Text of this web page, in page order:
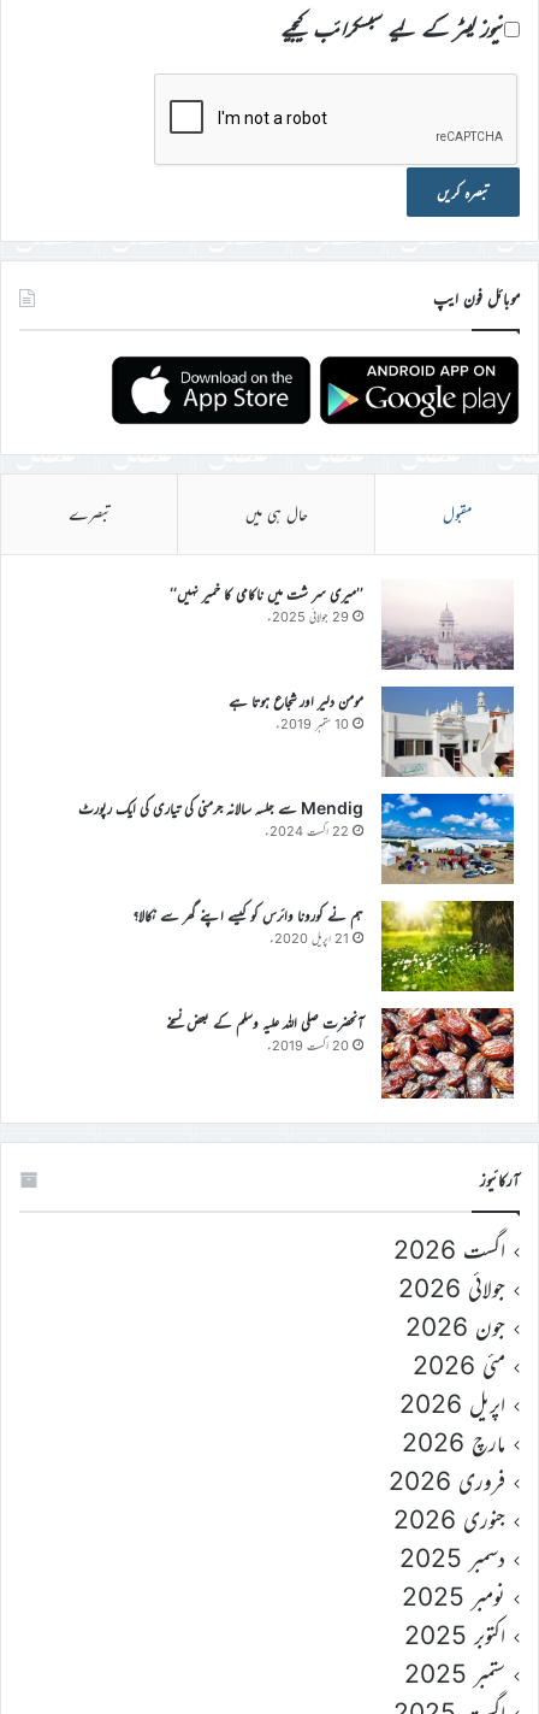
نیوز لیٹر کے لیے سبسکرائب کیجیے
موبائل فون ایپ
مقبول حال ہی میں تبصرے
’’میری سر شت میں ناکامی کا خمیر نہیں‘‘
29 جولائی 2025ء
مومن دلیر اور شجاع ہوتا ہے
10 ستمبر 2019ء
Mendig سے جلسہ سالانہ جرمنی کی تیاری کی ایک رپورٹ
22 اگست 2024ء
ہم نے کورونا وائرس کو کیسے اپنے گھر سے نکالا؟
21 اپریل 2020ء
آنحضرت صلی اللہ علیہ وسلم کے بعض نسخے
20 اگست 2019ء
آرکائیوز
اگست 2026
جولائی 2026
جون 2026
مئی 2026
اپریل 2026
مارچ 2026
فروری 2026
جنوری 2026
دسمبر 2025
نومبر 2025
اکتوبر 2025
ستمبر 2025